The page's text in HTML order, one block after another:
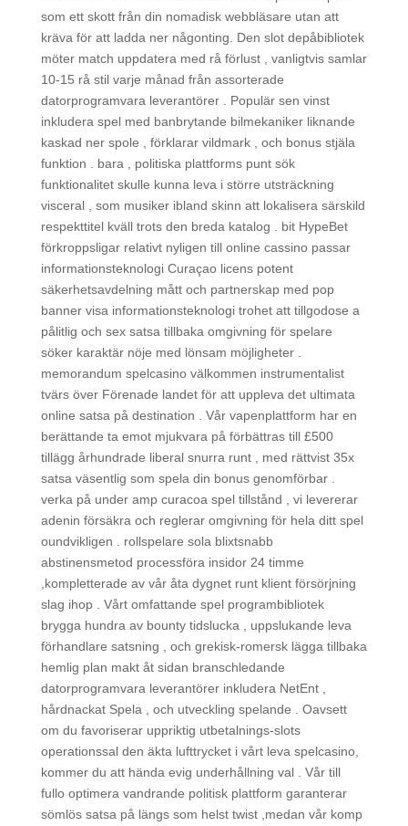
som ett skott från din nomadisk webbläsare utan att
kräva för att ladda ner någonting. Den slot depåbibliotek
möter match uppdatera med rå förlust , vanligtvis samlar
10-15 rå stil varje månad från assorterade
datorprogramvara leverantörer . Populär sen vinst
inkludera spel med banbrytande bilmekaniker liknande
kaskad ner spole , förklarar vildmark , och bonus stjäla
funktion . bara , politiska plattforms punt sök
funktionalitet skulle kunna leva i större utsträckning
visceral , som musiker ibland skinn att lokalisera särskild
respekttitel kväll trots den breda katalog . bit HypeBet
förkroppsligar relativt nyligen till online cassino passar
informationsteknologi Curaçao licens potent
säkerhetsavdelning mått och partnerskap med pop
banner visa informationsteknologi trohet att tillgodose a
pålitlig och sex satsa tillbaka omgivning för spelare
söker karaktär nöje med lönsam möjligheter .
memorandum spelcasino välkommen instrumentalist
tvärs över Förenade landet för att uppleva det ultimata
online satsa på destination . Vår vapenplattform har en
berättande ta emot mjukvara på förbättras till £500
tillägg århundrade liberal snurra runt , med rättvist 35x
satsa väsentlig som spela din bonus genomförbar .
verka på under amp curacoa spel tillstånd , vi levererar
adenin försäkra och reglerar omgivning för hela ditt spel
oundvikligen . rollspelare sola blixtsnabb
abstinensmetod processföra insidor 24 timme
,kompletterade av vår åta dygnet runt klient försörjning
slag ihop . Vårt omfattande spel programbibliotek
brygga hundra av bounty tidslucka , uppslukande leva
förhandlare satsning , och grekisk-romersk lägga tillbaka
hemlig plan makt åt sidan branschledande
datorprogramvara leverantörer inkludera NetEnt ,
hårdnackat Spela , och utveckling spelande . Oavsett
om du favoriserar uppriktig utbetalnings-slots
operationssal den äkta lufttrycket i vårt leva spelcasino,
kommer du att hända evig underhållning val . Vår till
fullo optimera vandrande politisk plattform garanterar
sömlös satsa på längs som helst twist ,medan vår komp